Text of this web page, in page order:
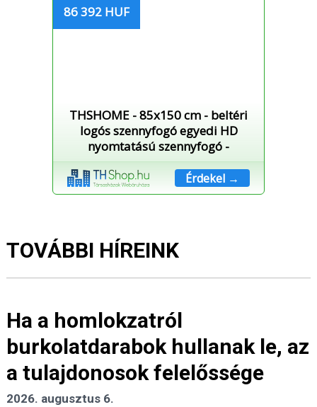
86 392 HUF
THSHOME - 85x150 cm - beltéri
logós szennyfogó egyedi HD
nyomtatású szennyfogó -
Érdekel →
TOVÁBBI HÍREINK
Ha a homlokzatról
burkolatdarabok hullanak le, az
a tulajdonosok felelőssége
2026. augusztus 6.